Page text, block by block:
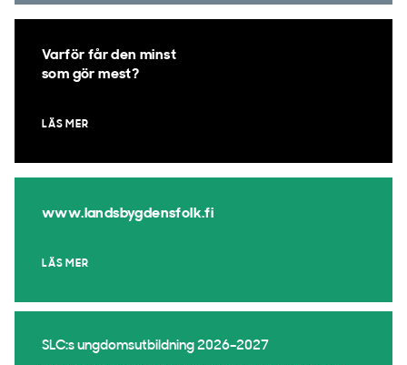
Varför får den minst
som gör mest?
LÄS MER
www.landsbygdensfolk.fi
LÄS MER
SLC:s ungdomsutbildning 2026–2027